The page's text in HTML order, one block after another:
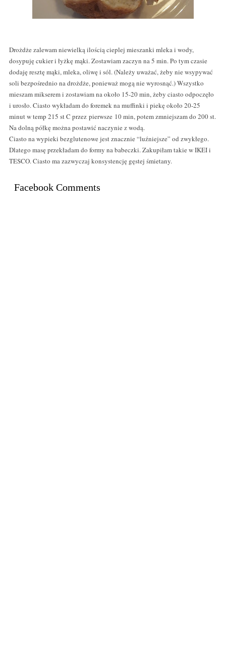
Drożdże zalewam niewielką ilością cieplej mieszanki mleka i wody,
dosypuję cukier i łyżkę mąki. Zostawiam zaczyn na 5 min. Po tym czasie
dodaję resztę mąki, mleka, oliwę i sól. (Należy uważać, żeby nie wsypywać
soli bezpośrednio na drożdże, ponieważ mogą nie wyrosnąć.) Wszystko
mieszam mikserem i zostawiam na około 15-20 min, żeby ciasto odpoczęło
i urosło. Ciasto wykładam do foremek na muffinki i piekę około 20-25
minut w temp 215 st C przez pierwsze 10 min, potem zmniejszam do 200 st.
Na dolną półkę można postawić naczynie z wodą.
Ciasto na wypieki bezglutenowe jest znacznie “luźniejsze” od zwykłego.
Dlatego masę przekładam do formy na babeczki. Zakupiłam takie w IKEI i
TESCO. Ciasto ma zazwyczaj konsystencję gęstej śmietany.
Facebook Comments